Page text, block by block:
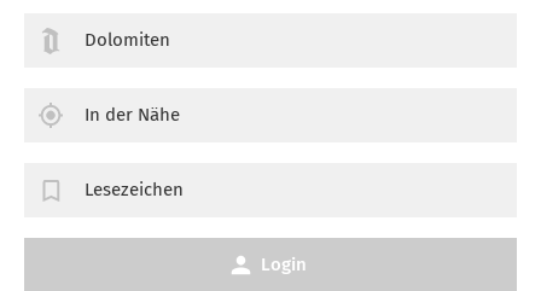
Dolomiten
In der Nähe
Lesezeichen
Login